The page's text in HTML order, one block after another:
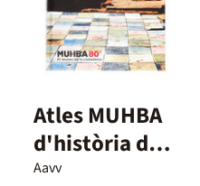
Atles MUHBA
d'història de
Barcelona
Aavv